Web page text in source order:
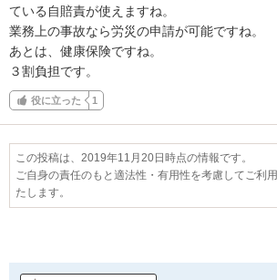
ている自賠責が使えますね。
業務上の事故なら労災の申請が可能ですね。
あとは、健康保険ですね。
３割負担です。
役に立った 1
この投稿は、2019年11月20日時点の情報です。
ご自身の責任のもと適法性・有用性を考慮してご利
たします。